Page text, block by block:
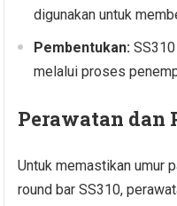
digunakan untuk
Pembentukan:
melalui proses
Perawatan dan
Untuk memastikan umur
round bar SS310,